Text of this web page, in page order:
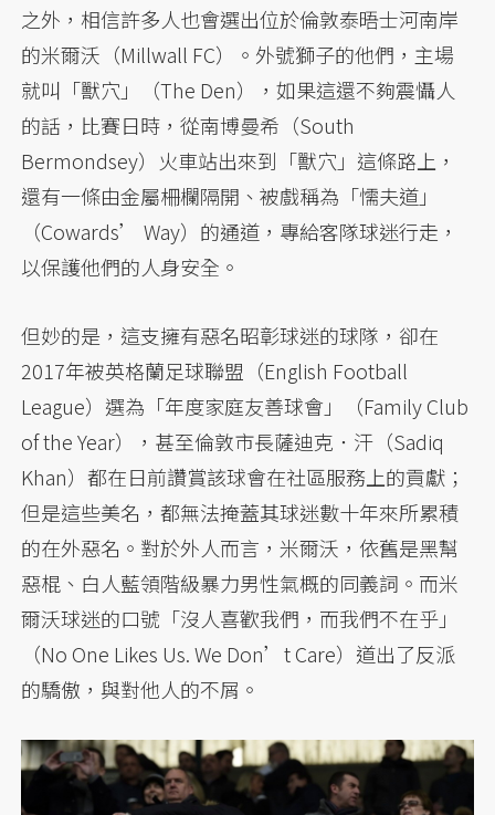
之外，相信許多人也會選出位於倫敦泰晤士河南岸
的米爾沃（Millwall FC）。外號獅子的他們，主場
就叫「獸穴」（The Den），如果這還不夠震懾人
的話，比賽日時，從南博曼希（South
Bermondsey）火車站出來到「獸穴」這條路上，
還有一條由金屬柵欄隔開、被戲稱為「懦夫道」
（Cowards’ Way）的通道，專給客隊球迷行走，
以保護他們的人身安全。
但妙的是，這支擁有惡名昭彰球迷的球隊，卻在
2017年被英格蘭足球聯盟（English Football
League）選為「年度家庭友善球會」（Family Club
of the Year），甚至倫敦市長薩迪克．汗（Sadiq
Khan）都在日前讚賞該球會在社區服務上的貢獻；
但是這些美名，都無法掩蓋其球迷數十年來所累積
的在外惡名。對於外人而言，米爾沃，依舊是黑幫
惡棍、白人藍領階級暴力男性氣概的同義詞。而米
爾沃球迷的口號「沒人喜歡我們，而我們不在乎」
（No One Likes Us. We Don’t Care）道出了反派
的驕傲，與對他人的不屑。